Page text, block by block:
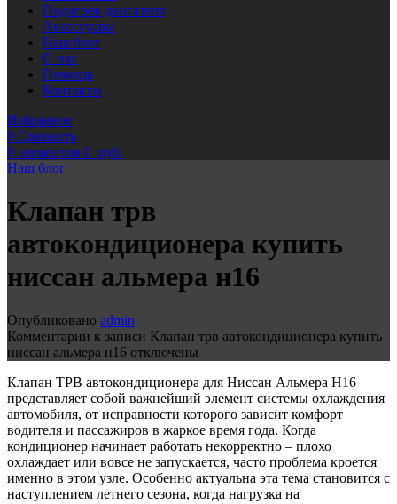
Подогрев двигателя
Аксессуары
Наш блог
О нас
Помощь
Контакты
Избранное
0 Сравнить
0 элементов 0 руб.
Наш блог
Клапан трв
автокондиционера купить
ниссан альмера н16
Опубликовано admin
Комментарии к записи Клапан трв автокондиционера купить
ниссан альмера н16 отключены
Клапан ТРВ автокондиционера для Ниссан Альмера Н16
представляет собой важнейший элемент системы охлаждения
автомобиля, от исправности которого зависит комфорт
водителя и пассажиров в жаркое время года. Когда
кондиционер начинает работать некорректно – плохо
охлаждает или вовсе не запускается, часто проблема кроется
именно в этом узле. Особенно актуальна эта тема становится с
наступлением летнего сезона, когда нагрузка на